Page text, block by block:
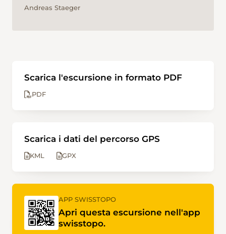
Andreas Staeger
Scarica l'escursione in formato PDF
PDF
Scarica i dati del percorso GPS
KML GPX
APP SWISSTOPO
Apri questa escursione nell'app
swisstopo.